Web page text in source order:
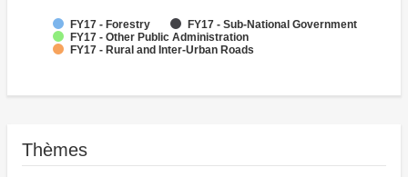
FY17 - Forestry
FY17 - Sub-National Government
FY17 - Other Public Administration
FY17 - Rural and Inter-Urban Roads
Thèmes